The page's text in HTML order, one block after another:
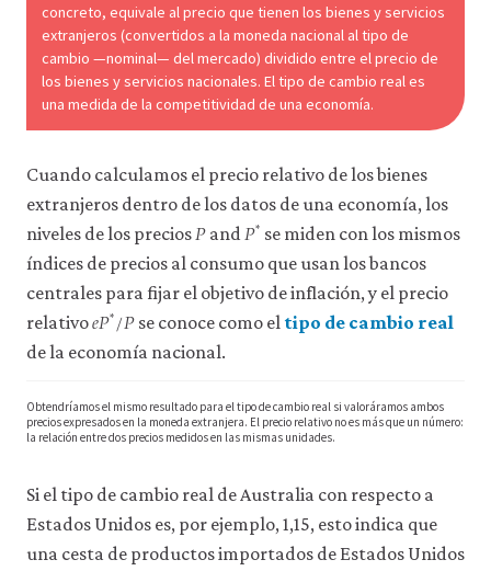
concreto, equivale al precio que tienen los bienes y servicios
extranjeros (convertidos a la moneda nacional al tipo de
cambio —nominal— del mercado) dividido entre el precio de
los bienes y servicios nacionales. El tipo de cambio real es
una medida de la competitividad de una economía.
Cuando calculamos el precio relativo de los bienes
extranjeros dentro de los datos de una economía, los
niveles de los precios𝑃
P and𝑃*
P* se miden con los mismos
índices de precios al consumo que usan los bancos
centrales para fijar el objetivo de inflación, y el precio
relativo𝑒𝑃*/𝑃
eP* /P se conoce como eltipo de cambio real
de la economía nacional.
Obtendríamos el mismo resultado para el tipo de cambio real si valoráramos ambos
precios expresados en la moneda extranjera. El precio relativo no es más que un número:
la relación entre dos precios medidos en las mismas unidades.
Si el tipo de cambio real de Australia con respecto a
Estados Unidos es, por ejemplo, 1,15, esto indica que
una cesta de productos importados de Estados Unidos